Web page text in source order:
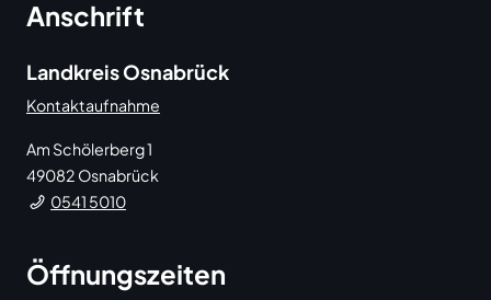
Anschrift
Landkreis Osnabrück
Kontaktaufnahme
Am Schölerberg 1
49082 Osnabrück
0541 5010
Öffnungszeiten